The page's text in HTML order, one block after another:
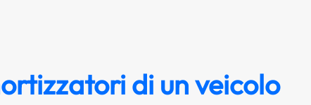
di un veicolo